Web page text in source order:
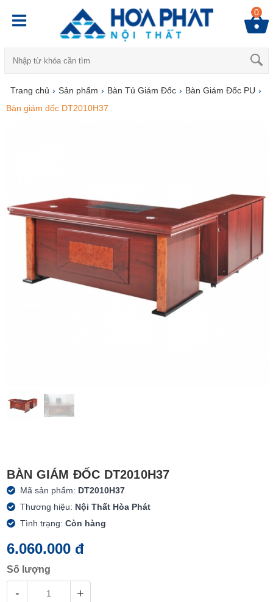
0
Trang chủ › Sản phẩm › Bàn Tủ Giám Đốc › Bàn Giám Đốc PU ›
Bàn giám đốc DT2010H37
BÀN GIÁM ĐỐC DT2010H37
Mã sản phẩm: DT2010H37
Thương hiệu: Nội Thất Hòa Phát
Tình trạng:Còn hàng
6.060.000 đ
Số lượng
- +